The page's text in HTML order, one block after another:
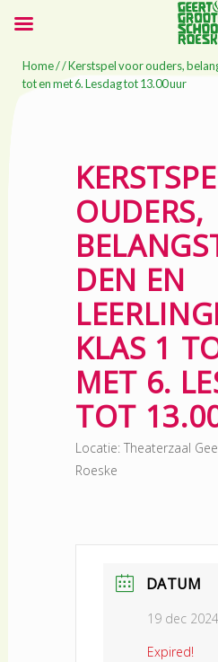
Home/ / Kerstspel voor ouders,
tot en met 6. Lesdag tot 13.00 uur
OUDERS,
DEN EN
KLAS 1
MET 6.
TOT
Locatie: Theaterzaal
Roeske
DATUM
19 dec 2024
Expired!